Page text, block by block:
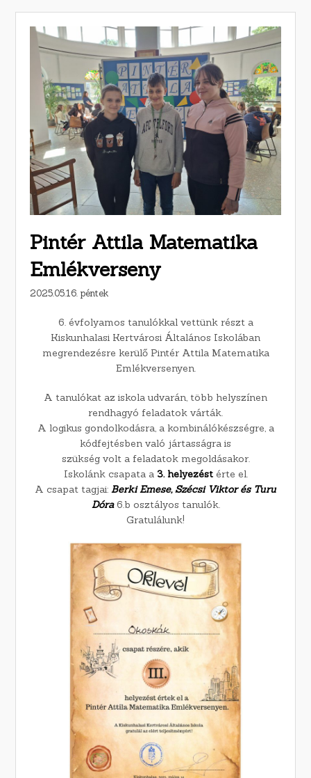
Pintér Attila Matematika
Emlékverseny
2025.05.16. péntek
6. évfolyamos tanulókkal vettünk részt a
Kiskunhalasi Kertvárosi Általános Iskolában
megrendezésre kerülő Pintér Attila Matematika
Emlékversenyen.
A tanulókat az iskola udvarán, több helyszínen
rendhagyó feladatok várták.
A logikus gondolkodásra, a kombinálókészségre, a
kódfejtésben való jártasságra is
szükség volt a feladatok megoldásakor.
Iskolánk csapata a 3. helyezést érte el.
A csapat tagjai: Berki Emese, Szécsi Viktor és Turu
Dóra6.b osztályos tanulók.
Gratulálunk!